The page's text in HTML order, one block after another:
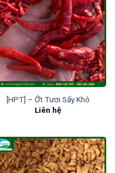
[HPT] – Ớt Tươi Sấy Khô
Liên hệ